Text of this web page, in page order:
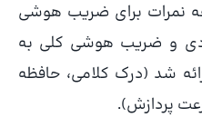
نمرات برای ضریب هوشی
و ضریب هوشی کلی به
شد (درک کلامی، حافظه
پردازش).